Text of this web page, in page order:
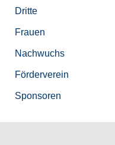
Dritte
Frauen
Nachwuchs
Förderverein
Sponsoren